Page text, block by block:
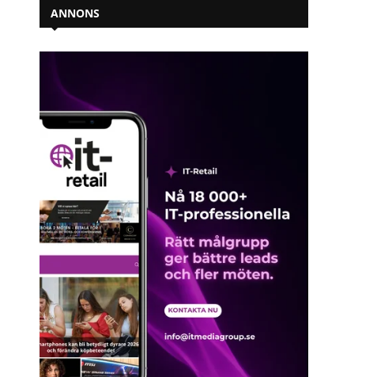
ANNONS